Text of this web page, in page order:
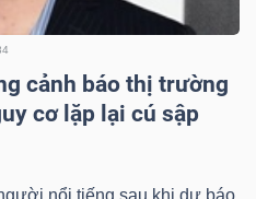
cảnh báo thị trường
cơ lặp lại cú sập